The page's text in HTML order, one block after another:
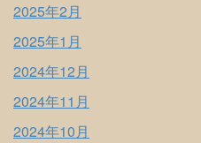
2025年2月
2025年1月
2024年12月
2024年11月
2024年10月